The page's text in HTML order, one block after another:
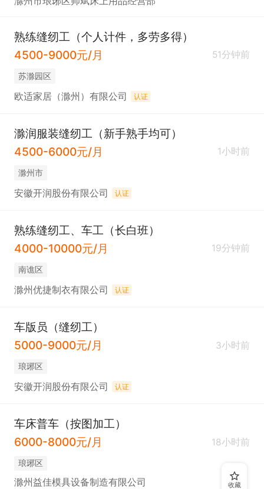
熟练缝纫工（个人计件，多劳多得）
4500-9000元/月
51分钟前
苏滁园区
欧适家居（滁州）有限公司 认证
滁润服装缝纫工（新手熟手均可）
4500-6000元/月
1小时前
滁州市
安徽开润股份有限公司 认证
熟练缝纫工、车工（长白班）
4000-10000元/月
19分钟前
南谯区
滁州优捷制衣有限公司 认证
车版员（缝纫工）
5000-9000元/月
3小时前
琅琊区
安徽开润股份有限公司 认证
车床普车（按图加工）
6000-8000元/月
18小时前
琅琊区
滁州益佳模具设备制造有限公司 收藏